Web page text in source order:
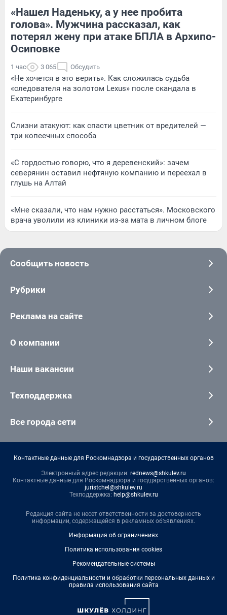
«Нашел Наденьку, а у нее пробита
голова». Мужчина рассказал, как
потерял жену при атаке БПЛА в Архипо-
Осиповке
1 час 3 065 Обсудить
«Не хочется в это верить». Как сложилась судьба
«следователя на золотом Lexus» после скандала в
Екатеринбурге
Слизни атакуют: как спасти цветник от вредителей —
три копеечных способа
«С гордостью говорю, что я деревенский»: зачем
северянин оставил нефтяную компанию и переехал в
глушь на Алтай
«Мне сказали, что нам нужно расстаться». Московского
врача уволили из клиники из-за мата в личном блоге
Сообщить новость
Рубрики
Реклама на сайте
О компании
Наши вакансии
Техподдержка
Все города сети
Контактные данные для Роскомнадзора и государственных органов
Электронный адрес редакции: rednews@shkulev.ru
Контактные данные для Роскомнадзора и государственных органов:
juristchel@shkulev.ru
Техподдержка: help@shkulev.ru
Редакция сайта не несет ответственности за достоверность
информации, содержащейся в рекламных объявлениях.
Информация об ограничениях
Политика использования cookies
Рекомендательные системы
Политика конфиденциальности и обработки персональных данных и
правила использования сайта